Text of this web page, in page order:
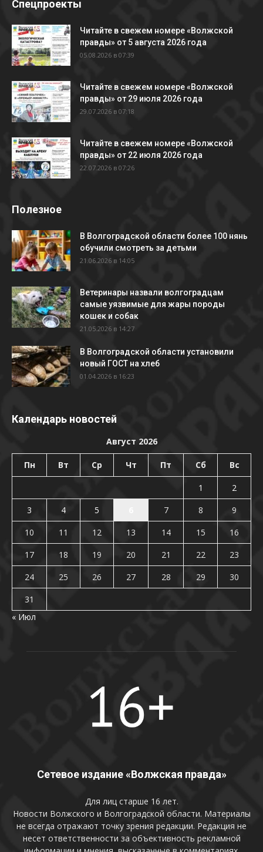
Спецпроекты
Читайте в свежем номере «Волжской
правды» от 5 августа 2026 года
05.08.2026 в 07:39
Читайте в свежем номере «Волжской
правды» от 29 июля 2026 года
29.07.2026 в 07:18
Читайте в свежем номере «Волжской
правды» от 22 июля 2026 года
22.07.2026 в 07:26
Полезное
В Волгоградской области более 100 нянь
обучили смотреть за детьми
21.06.2026 в 14:05
Ветеринары назвали волгоградцам
самые уязвимые для жары породы
кошек и собак
21.05.2026 в 14:27
В Волгоградской области установили
новый ГОСТ на хлеб
01.04.2026 в 16:23
Календарь новостей
Август 2026
Пн Вт Ср Чт Пт Сб Вс
1
2
3
4 5 7 8
9
10
11 12 13 14 15
16
17
18 19 20 21 22
23
24
25 26 27 28 29
30
31
« Июл
Сетевое издание «Волжская правда»
Для лиц старше 16 лет.
Новости Волжского и Волгоградской области. Материалы
не всегда отражают точку зрения редакции. Редакция не
несет ответственности за объективность рекламной